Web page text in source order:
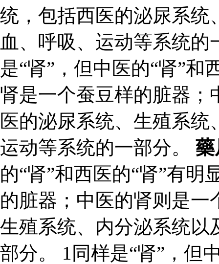
统，包括西医的泌尿系统
血、呼吸、运动等系统
是“肾”，但中医的“肾”和
肾是一个蚕豆样的脏器；
医的泌尿系统、生殖系
运动等系统的一部分。 藥
的“肾”和西医的“肾”有
的脏器；中医的肾则是
生殖系统、内分泌系统以
部分。 1同样是“肾”，但